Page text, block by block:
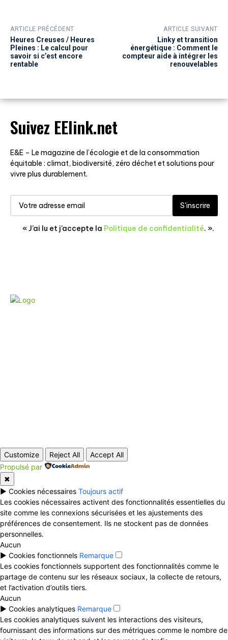
ARTICLE PRÉCÉDENT
Heures Creuses / Heures
Pleines : Le calcul pour
savoir si c’est encore
rentable
ARTICLE SUIVANT
Linky et transition
énergétique : Comment le
compteur aide à intégrer les
renouvelables
Suivez EElink.net
E&E – Le magazine de l’écologie et de la consommation
équitable : climat, biodiversité, zéro déchet et solutions pour
vivre plus durablement.
S'inscrire
« J’ai lu et j’accepte la Politique de confidentialité. ».
Customize Reject All
Accept All
Propulsé par
✖
► Cookies nécessaires Toujours actif
Les cookies nécessaires activent des fonctionnalités essentielles du
site comme les connexions sécurisées et les ajustements des
préférences de consentement. Ils ne stockent pas de données
personnelles.
Aucun
► Cookies fonctionnels Remarque
Les cookies fonctionnels supportent des fonctionnalités comme le
partage de contenu sur les réseaux sociaux, la collecte de retours,
et l’activation d’outils tiers.
Aucun
► Cookies analytiques Remarque
Les cookies analytiques suivent les interactions des visiteurs,
fournissant des informations sur des métriques comme le nombre de